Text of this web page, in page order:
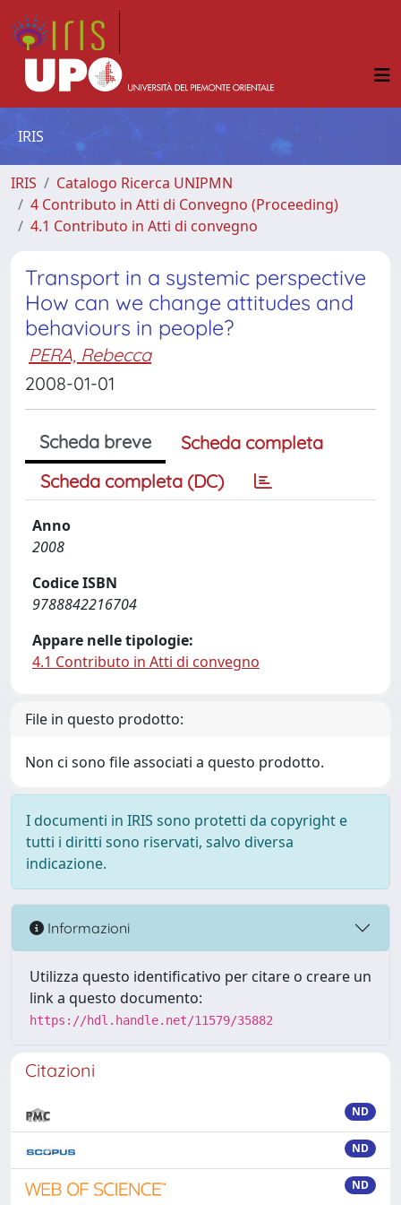
IRIS
IRIS
Catalogo Ricerca UNIPMN
4 Contributo in Atti di Convegno (Proceeding)
4.1 Contributo in Atti di convegno
Transport in a systemic perspective
How can we change attitudes and
behaviours in people?
PERA, Rebecca
2008-01-01
Scheda breve
Scheda completa
Scheda completa (DC)
Anno
2008
Codice ISBN
9788842216704
Appare nelle tipologie:
4.1 Contributo in Atti di convegno
File in questo prodotto:
Non ci sono file associati a questo prodotto.
I documenti in IRIS sono protetti da copyright e
tutti i diritti sono riservati, salvo diversa
indicazione.
Informazioni
Utilizza questo identificativo per citare o creare un
link a questo documento:
https://hdl.handle.net/11579/35882
Citazioni
ND
ND
ND